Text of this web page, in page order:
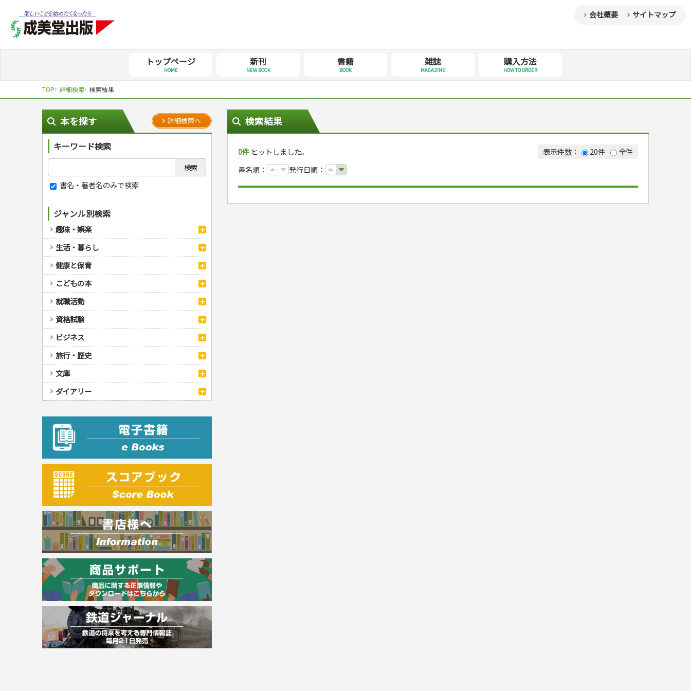
会社概要 サイトマップ
トップページ
HOME
新刊
NEW BOOK
書籍
BOOK
雑誌
MAGAZINE
購入方法
HOW TO ORDER
TOP 詳細検索 検索結果
本を探す 詳細検索へ
キーワード検索
書名・著者名のみで検索
ジャンル別検索
趣味・娯楽
スポーツ
スポーツルール
野球
ゴルフ
トレーニング
ジュニアスポーツ
その他スポーツ
自然・アウトドア・ペット
アウトドア
犬・猫
ペット・飼育
園芸・野菜づくり
雑学
娯楽・ゲーム・占い
ナンプレ
囲碁・将棋・麻雀
ゲーム・マジック
家相・風水・占い
カルチャー・芸術・趣味
鉄道・車・自転車
音楽・楽器
趣味・鑑賞・カメラ
絵画・デッサン
俳句・詩・ことば
辞典・語学
辞典
語学・旅行会話
運転免許
原付・二輪
普通免許
その他免許
生活・暮らし
料理
料理・レシピ
おもてなし・ごちそう料理
各国料理
お弁当
健康メニュー・ダイエット
調理器具クッキング
お菓子・ケーキ・パン
飲み物・お酒
手芸・クラフト
編み物
ソーイング
クラフト
住まい・インテリア・暮らし
インテリア・ハウジング
収納・掃除・暮らし
美容・ファッション
ダイエット・エクササイズ
メイク・ネイル・ヘア
着物・着つけ
冠婚葬祭・手紙・ペン字
冠婚葬祭・スピーチ・マナー
手紙・ペン字
妊娠・出産・育児
妊娠・出産・育児
離乳食・幼児食・こどもレシピ
健康と保育
家庭医学・健康
ツボ・マッサージ
家庭医学・病気
健康知識
栄養事典
生活習慣病
看護・介護
看護一般
介護一般
保育・教育
パネルシアター
指導マニュアル
こどもの本
児童一般
おりがみ・あやとり
なぞなぞ・ゲーム
占い・心理ゲーム
のりもの・ずかん
読み物・絵本
音と光のでる絵本
学参・ドリル
夏休みドリル
総復習ドリル
学習・地図
自由研究・読書感想文
えんぴつちょう
就職活動
就職活動
就職試験
公務員試験
資格試験
検定試験・資格試験
英語検定・TOEIC
漢字検定・数学検定
簿記検定
ケアマネジャー
介護・社会福祉士
司法書士・社労士
行政書士・宅建
FP
衛生管理・運行管理
建築・土木
電気・危険物
調理師
スキル・キャリアアップ
危険物取扱者
消防設備士
登録販売者
その他資格試験
ビジネス
経営・経済・法律
マネー・株・資産
簿記・経理・税金・保険
その他ビジネス
自己啓発
ビジネス読み物
旅行・歴史
国内・海外旅行
国外旅行
国内旅行
散歩・グルメ
地理・歴史
地理・地図
歴史
文庫
文庫
成美文庫
ダイアリー
プラチナダイアリー プレステージ
検索結果
0件 ヒットしました。 表示件数： 20件
全件
書名順：
発行日順：